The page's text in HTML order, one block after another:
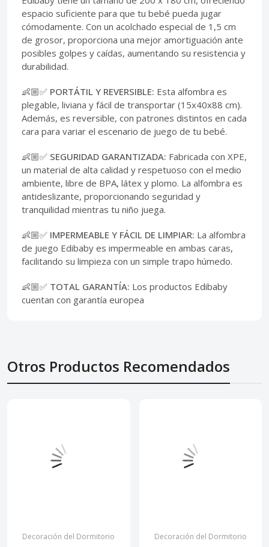
espacio suficiente para que tu bebé pueda jugar
cómodamente. Con un acolchado especial de 1,5 cm
de grosor, proporciona una mejor amortiguación ante
posibles golpes y caídas, aumentando su resistencia y
durabilidad.
👶🏼✅ PORTÁTIL Y REVERSIBLE: Esta alfombra es
plegable, liviana y fácil de transportar (15x40x88 cm).
Además, es reversible, con patrones distintos en cada
cara para variar el escenario de juego de tu bebé.
👶🏼✅ SEGURIDAD GARANTIZADA: Fabricada con XPE,
un material de alta calidad y respetuoso con el medio
ambiente, libre de BPA, látex y plomo. La alfombra es
antideslizante, proporcionando seguridad y
tranquilidad mientras tu niño juega.
👶🏼✅ IMPERMEABLE Y FÁCIL DE LIMPIAR: La alfombra
de juego Edibaby es impermeable en ambas caras,
facilitando su limpieza con un simple trapo húmedo.
👶🏼✅ TOTAL GARANTÍA: Los productos Edibaby
cuentan con garantía europea
Otros Productos Recomendados
Decoración del Dormitorio Decoración del Dormitorio